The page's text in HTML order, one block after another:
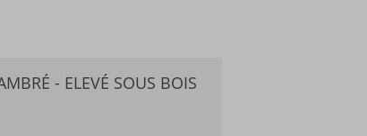
- ELEVÉ SOUS BOIS